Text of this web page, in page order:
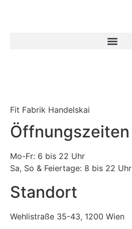
Fit Fabrik Handelskai
Öffnungszeiten
Mo-Fr: 6 bis 22 Uhr
Sa, So & Feiertage: 8 bis 22 Uhr
Standort
Wehlistraße 35-43, 1200 Wien